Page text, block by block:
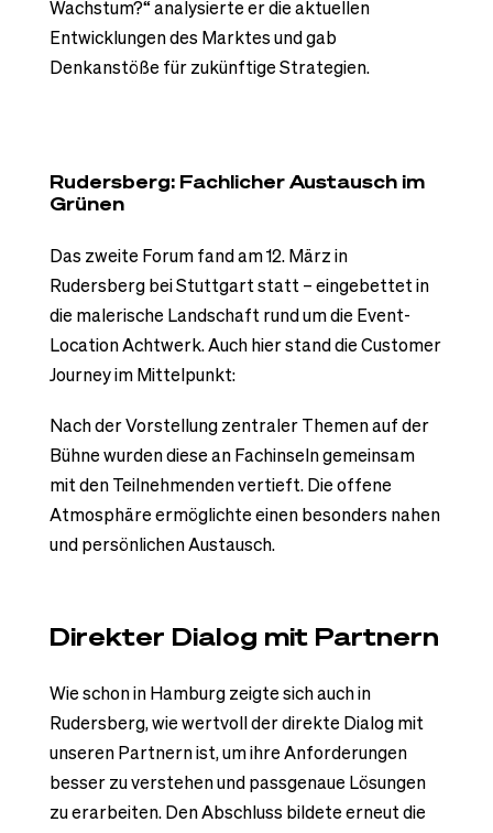
Wachstum?“ analysierte er die aktuellen
Entwicklungen des Marktes und gab
Denkanstöße für zukünftige Strategien.
Rudersberg: Fachlicher Austausch im
Grünen
Das zweite Forum fand am 12. März in
Rudersberg bei Stuttgart statt – eingebettet in
die malerische Landschaft rund um die Event-
Location Achtwerk. Auch hier stand die Customer
Journey im Mittelpunkt:
Nach der Vorstellung zentraler Themen auf der
Bühne wurden diese an Fachinseln gemeinsam
mit den Teilnehmenden vertieft. Die offene
Atmosphäre ermöglichte einen besonders nahen
und persönlichen Austausch.
Direkter Dialog mit Partnern
Wie schon in Hamburg zeigte sich auch in
Rudersberg, wie wertvoll der direkte Dialog mit
unseren Partnern ist, um ihre Anforderungen
besser zu verstehen und passgenaue Lösungen
zu erarbeiten. Den Abschluss bildete erneut die